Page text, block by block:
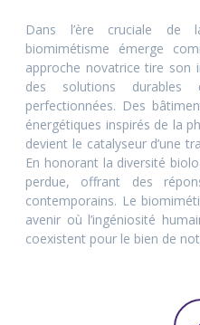
Dans l’ère cruciale de
biomimétisme émerge
approche novatrice tire son
des solutions
perfectionnées. Des
énergétiques inspirés de la
devient le catalyseur d’une
En honorant la diversité
perdue, offrant des
contemporains. Le
avenir où l’ingéniosité
coexistent pour le bien de